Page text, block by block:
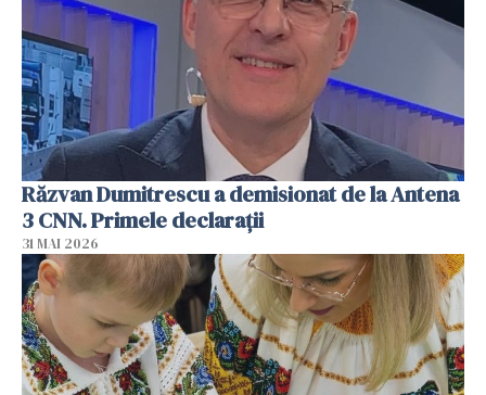
Răzvan Dumitrescu a demisionat de la Antena
3 CNN. Primele declarații
31 MAI 2026